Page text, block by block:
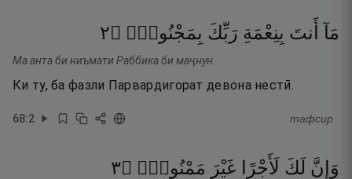
مَآ أَنتَ بِنِعْمَةِ رَبِّكَ بِمَجْنُونٍۢ ۝٢
Ма анта би ниъмати Раббика би маҷнун.
Ки ту, ба фазли Парвардигорат девона нестӣ.
68:2 тафсир
وَإِنَّ لَكَ لَأَجْرًا غَيْرَ مَمْنُونٍۢ ۝٣